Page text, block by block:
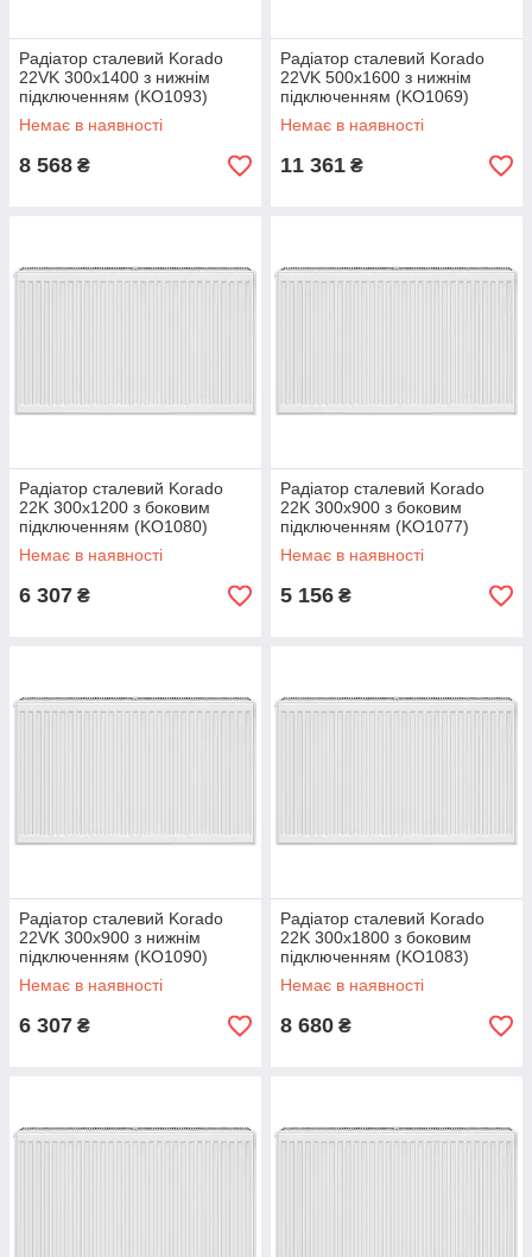
Радіатор сталевий Korado
22VK 300x1400 з нижнім
підключенням (KO1093)
Немає в наявності
8 568 ₴
Радіатор сталевий Korado
22VK 500x1600 з нижнім
підключенням (KO1069)
Немає в наявності
11 361 ₴
Радіатор сталевий Korado
22K 300x1200 з боковим
підключенням (KO1080)
Немає в наявності
6 307 ₴
Радіатор сталевий Korado
22K 300x900 з боковим
підключенням (KO1077)
Немає в наявності
5 156 ₴
Радіатор сталевий Korado
22VK 300x900 з нижнім
підключенням (KO1090)
Немає в наявності
6 307 ₴
Радіатор сталевий Korado
22K 300x1800 з боковим
підключенням (KO1083)
Немає в наявності
8 680 ₴